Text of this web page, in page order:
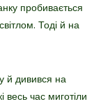
пробивається
Тоді й на
дивився на
весь час миготіли